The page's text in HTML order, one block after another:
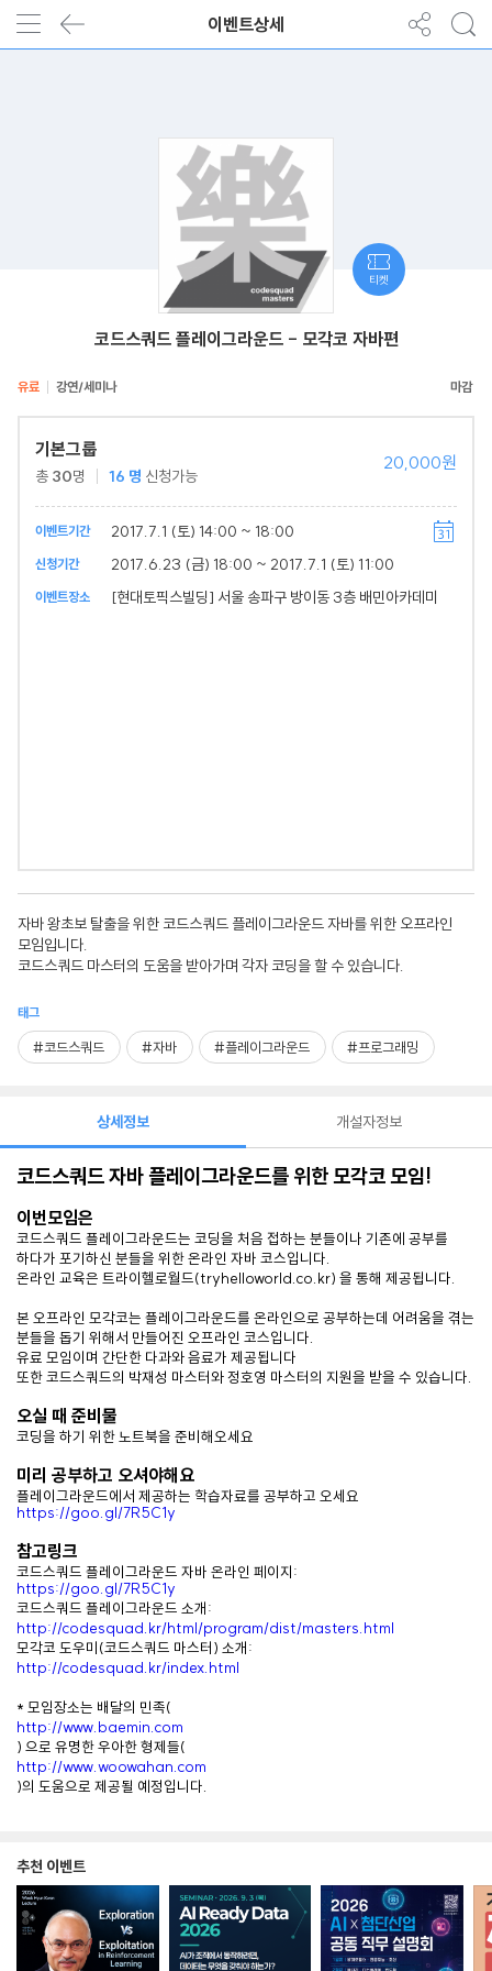
이벤트상세
코드스쿼드 플레이그라운드 - 모각코 자바편
유료 강연/세미나
기본그룹
총 30명 16 명 신청가능
20,000원
이벤트기간 2017.7.1 (토) 14:00 ~ 18:00
신청기간 2017.6.23 (금) 18:00 ~ 2017.7.1 (토) 11:00
이벤트장소 [현대토픽스빌딩] 서울 송파구 방이동 3층 배민아카데미
자바 왕초보 탈출을 위한 코드스쿼드 플레이그라운드 자바를 위한 오프라인
모임입니다.
코드스쿼드 마스터의 도움을 받아가며 각자 코딩을 할 수 있습니다.
태그
#코드스쿼드 #자바 #플레이그라운드 #프로그래밍
티켓
상세정보
코드스쿼드 자바 플레이그라운드를 위한 모각코 모임!
이번모임은
코드스쿼드 플레이그라운드는 코딩을 처음 접하는 분들이나 기존에 공부를
하다가 포기하신 분들을 위한 온라인 자바 코스입니다.
온라인 교육은 트라이헬로월드(tryhelloworld.co.kr) 을 통해 제공됩니다.
본 오프라인 모각코는 플레이그라운드를 온라인으로 공부하는데 어려움을 겪는
분들을 돕기 위해서 만들어진 오프라인 코스입니다.
유료 모임이며 간단한 다과와 음료가 제공됩니다
또한 코드스쿼드의 박재성 마스터와 정호영 마스터의 지원을 받을 수 있습니다.
오실 때 준비물
코딩을 하기 위한 노트북을 준비해오세요
미리 공부하고 오셔야해요
플레이그라운드에서 제공하는 학습자료를 공부하고 오세요
https://goo.gl/7R5C1y
참고링크
코드스쿼드 플레이그라운드 자바 온라인 페이지:
https://goo.gl/7R5C1y
코드스쿼드 플레이그라운드 소개:
http://codesquad.kr/html/program/dist/masters.html
모각코 도우미(코드스쿼드 마스터) 소개:
http://codesquad.kr/index.html
* 모임장소는 배달의 민족(
http://www.baemin.com
) 으로 유명한 우아한 형제들(
http://www.woowahan.com
)의 도움으로 제공될 예정입니다.
개설자정보
추천 이벤트